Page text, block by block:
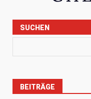
SUCHEN
BEITRÄGE